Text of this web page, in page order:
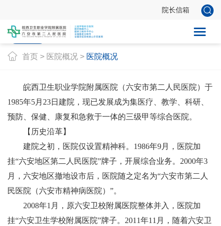
院长信箱
医院概况 组织机构 领导班子 医院环境
首页 > 医院概况 > 医院概况
皖西卫生职业学院附属医院（六安市第二人民医院）于
1985年5月23日建院，现已发展成为集医疗、教学、科研、
预防、保健、康复和急救于一体的三级甲等综合医院。
【历史沿革】
建院之初，医院仅设置精神科。1986年9月，医院加
挂“六安地区第二人民医院”牌子，开展综合业务。2000年3
月，六安地区撤地设市后，医院随之定名为“六安市第二人
民医院（六安市精神病医院）”。
2008年1月，原六安卫校附属医院整体并入，医院加
挂“六安卫生学校附属医院”牌子。2011年11月，随着六安卫